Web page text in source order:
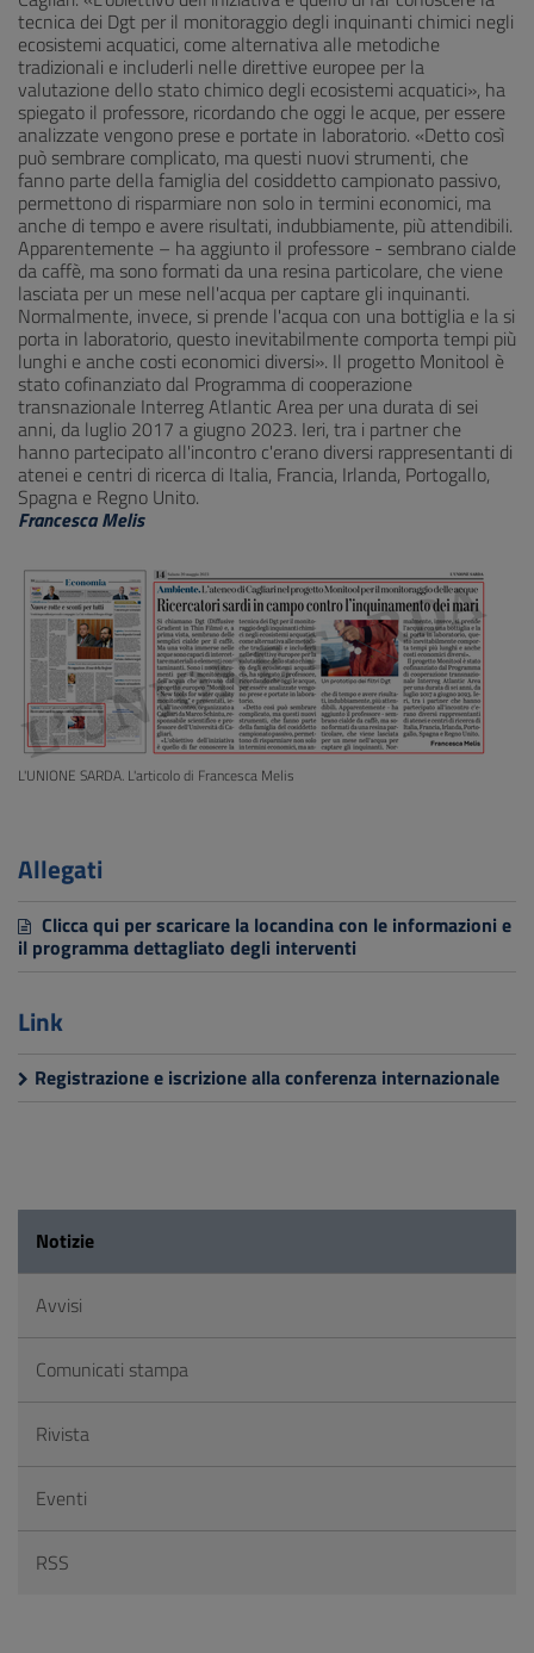
tecnica dei Dgt per il monitoraggio degli inquinanti chimici negli
ecosistemi acquatici, come alternativa alle metodiche
tradizionali e includerli nelle direttive europee per la
valutazione dello stato chimico degli ecosistemi acquatici», ha
spiegato il professore, ricordando che oggi le acque, per essere
analizzate vengono prese e portate in laboratorio. «Detto così
può sembrare complicato, ma questi nuovi strumenti, che
fanno parte della famiglia del cosiddetto campionato passivo,
permettono di risparmiare non solo in termini economici, ma
anche di tempo e avere risultati, indubbiamente, più attendibili.
Apparentemente – ha aggiunto il professore - sembrano cialde
da caffè, ma sono formati da una resina particolare, che viene
lasciata per un mese nell'acqua per captare gli inquinanti.
Normalmente, invece, si prende l'acqua con una bottiglia e la si
porta in laboratorio, questo inevitabilmente comporta tempi più
lunghi e anche costi economici diversi». Il progetto Monitool è
stato cofinanziato dal Programma di cooperazione
transnazionale Interreg Atlantic Area per una durata di sei
anni, da luglio 2017 a giugno 2023. Ieri, tra i partner che
hanno partecipato all'incontro c'erano diversi rappresentanti di
atenei e centri di ricerca di Italia, Francia, Irlanda, Portogallo,
Spagna e Regno Unito.
Francesca Melis
L'UNIONE SARDA. L'articolo di Francesca Melis
Allegati
Clicca qui per scaricare la locandina con le informazioni e
il programma dettagliato degli interventi
Link
Registrazione e iscrizione alla conferenza internazionale
Notizie
Avvisi
Comunicati stampa
Rivista
Eventi
RSS